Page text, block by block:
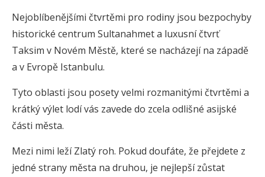
Nejoblíbenějšími čtvrtěmi pro rodiny jsou bezpochyby
historické centrum Sultanahmet a luxusní čtvrť
Taksim v Novém Městě, které se nacházejí na západě
a v Evropě Istanbulu.
Tyto oblasti jsou posety velmi rozmanitými čtvrtěmi a
krátký výlet lodí vás zavede do zcela odlišné asijské
části města.
Mezi nimi leží Zlatý roh. Pokud doufáte, že přejdete z
jedné strany města na druhou, je nejlepší zůstat